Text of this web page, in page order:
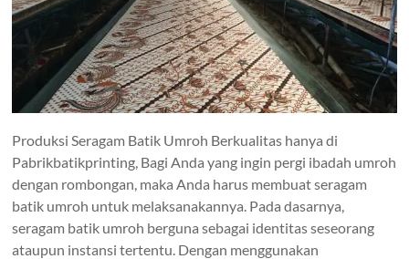
Produksi Seragam Batik Umroh Berkualitas hanya di
Pabrikbatikprinting, Bagi Anda yang ingin pergi ibadah umroh
dengan rombongan, maka Anda harus membuat seragam
batik umroh untuk melaksanakannya. Pada dasarnya,
seragam batik umroh berguna sebagai identitas seseorang
ataupun instansi tertentu. Dengan menggunakan